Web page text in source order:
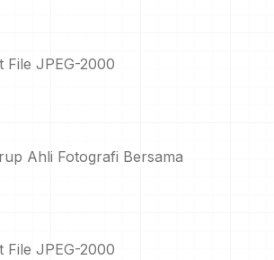
File JPEG-2000
Ahli Fotografi Bersama
File JPEG-2000